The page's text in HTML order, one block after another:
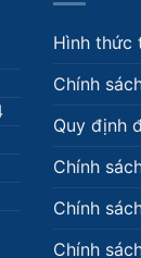
Hình thức
Chính
Quy định
Chính
Chính
Chính